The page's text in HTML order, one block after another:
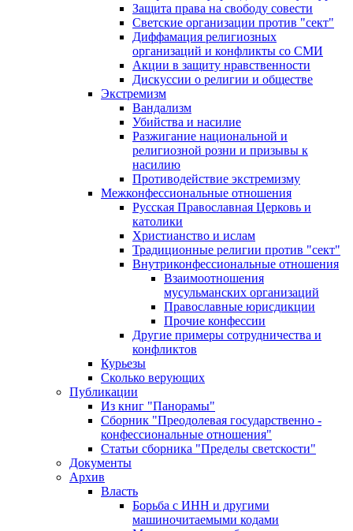
Защита права на свободу совести
Светские организации против "сект"
Диффамация религиозных
организаций и конфликты со СМИ
Акции в защиту нравственности
Дискуссии о религии и обществе
Экстремизм
Вандализм
Убийства и насилие
Разжигание национальной и
религиозной розни и призывы к
насилию
Противодействие экстремизму
Межконфессиональные отношения
Русская Православная Церковь и
католики
Христианство и ислам
Традиционные религии против "сект"
Внутриконфессиональные отношения
Взаимоотношения
мусульманских организаций
Православные юрисдикции
Прочие конфессии
Другие примеры сотрудничества и
конфликтов
Курьезы
Сколько верующих
Публикации
Из книг "Панорамы"
Сборник "Преодолевая государственно -
конфессиональные отношения"
Статьи сборника "Пределы светскости"
Документы
Архив
Власть
Борьба с ИНН и другими
машиночитаемыми кодами